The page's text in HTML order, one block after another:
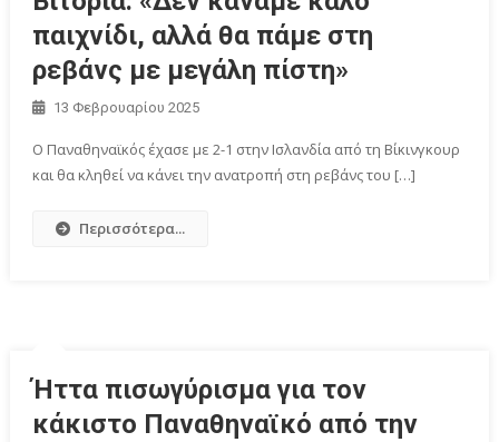
παιχνίδι, αλλά θα πάμε στη
ρεβάνς με μεγάλη πίστη»
13 Φεβρουαρίου 2025
Ο Παναθηναϊκός έχασε με 2-1 στην Ισλανδία από τη Βίκινγκουρ
και θα κληθεί να κάνει την ανατροπή στη ρεβάνς του […]
Περισσότερα...
Ήττα πισωγύρισμα για τον
κάκιστο Παναθηναϊκό από την